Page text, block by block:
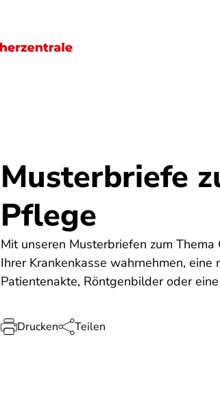
Lebensmittel
Musterbriefe
Pflege
Mit unseren Musterbriefen zum
Ihrer Krankenkasse wahrnehmen,
Patientenakte, Röntgenbilder oder
Drucken Teilen